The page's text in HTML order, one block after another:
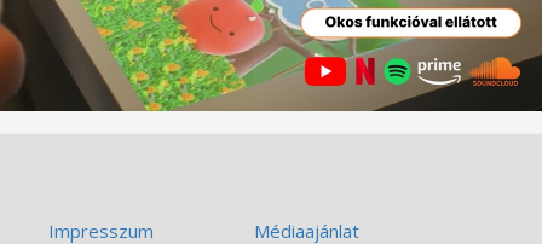
Impresszum
Médiaajánlat